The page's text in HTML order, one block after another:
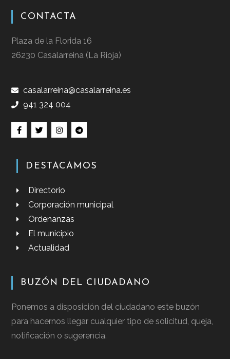
CONTACTA
Plaza de la Florida 16
26230 Casalarreina (La Rioja)
casalarreina@casalarreina.es
941 324 004
DESTACAMOS
Directorio
Corporación municipal
Ordenanzas
El municipio
Actualidad
BUZÓN DEL CIUDADANO
Ponemos a disposición del ciudadano este buzón
para hacernos llegar cualquier tipo de solicitud, queja,
notificación o sugerencia.